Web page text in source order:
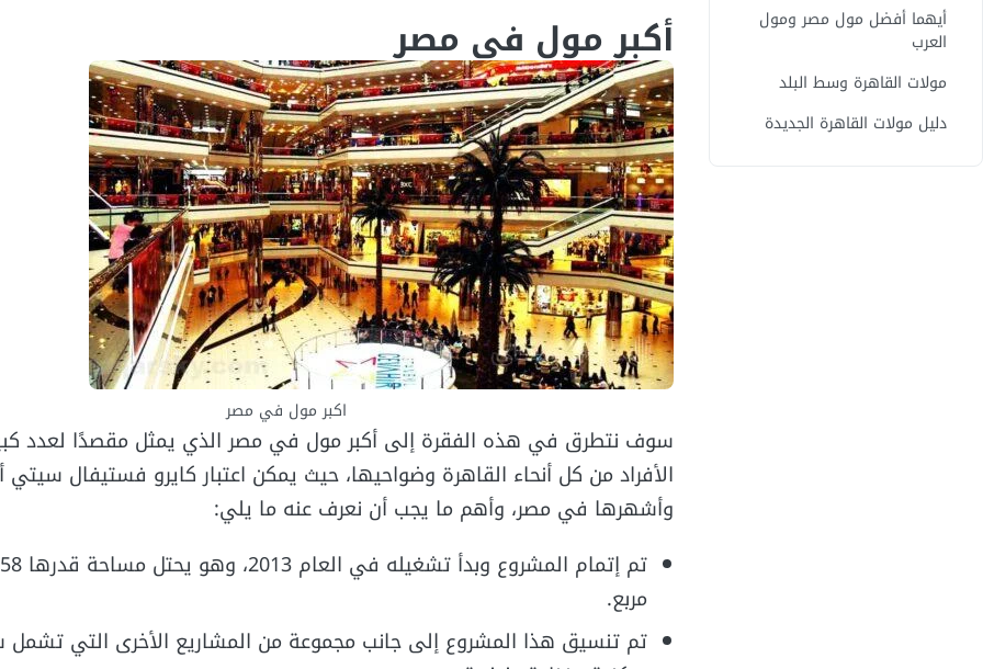
أيهما أفضل مول مصر ومول
العرب
مولات القاهرة وسط البلد
دليل مولات القاهرة الجديدة
أكبر مول في مصر
اكبر مول في مصر
سوف نتطرق في هذه الفقرة إلى أكبر مول في مصر الذي يمثل مقصدًا لعدد
الأفراد من كل أنحاء القاهرة وضواحيها، حيث يمكن اعتبار كايرو فستيفال سيتي
وأشهرها في مصر، وأهم ما يجب أن نعرف عنه ما يلي:
مربع.
تم تنسيق هذا المشروع إلى جانب مجموعة من المشاريع الأخرى التي